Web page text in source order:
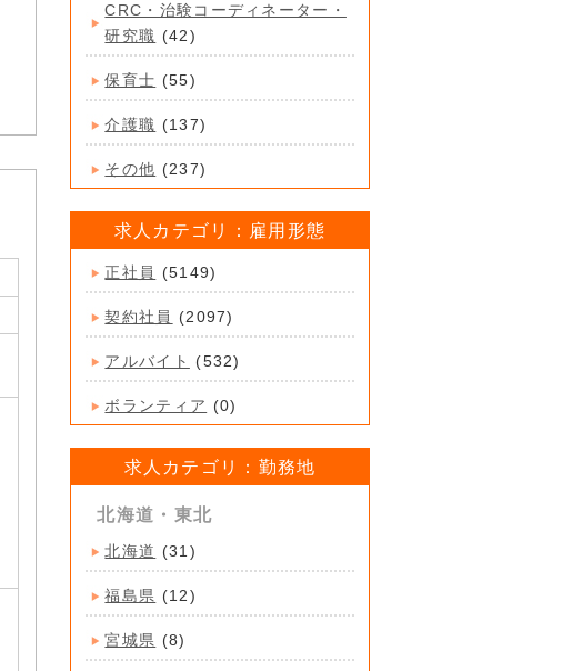
CRC・治験コーディネーター・
研究職 (42)
保育士 (55)
介護職 (137)
その他 (237)
求人カテゴリ：雇用形態
正社員 (5149)
契約社員 (2097)
アルバイト (532)
ボランティア (0)
求人カテゴリ：勤務地
北海道・東北
北海道 (31)
福島県 (12)
宮城県 (8)